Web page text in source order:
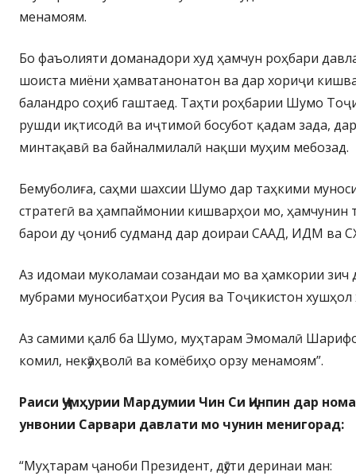
менамоям.
Бо фаъолияти доманадори худ ҳамчун роҳбари
шоиста миёни ҳамватанонатон ва дар хориҷи
баландро соҳиб гаштаед. Таҳти роҳбарии Шумо
рушди иқтисодӣ ва иҷтимоӣ босубот қадам зада,
минтақавӣ ва байналмилалӣ нақши муҳим мебозад.
Бемуболиға, саҳми шахсии Шумо дар таҳкими
стратегӣ ва ҳампаймонии кишварҳои мо, ҳамчунин
барои ду ҷониб судманд дар доираи СААД, ИДМ ва
Аз идомаи муколамаи созандаи мо ва ҳамкории зич
мубрами муносибатҳои Русия ва Тоҷикистон хушҳол
Аз самими қалб ба Шумо, муҳтарам Эмомалӣ
комил, некӯаҳволӣ ва комёбиҳо орзу менамоям”.
Раиси Ҷумҳурии Мардумии Чин Си Ҷинпин дар
унвонии Сарвари давлати мо чунин менигорад:
“Муҳтарам ҷаноби Президент, дӯсти деринаи ман: